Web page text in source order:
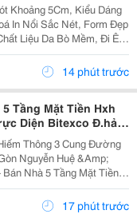
Khoảng 5Cm, Kiểu Dáng
In Nổi Sắc Nét, Form Đẹp
Cảm Giác Thoải Mái Khi
In Nổi Sắc...14 phút trước
Tầng Mặt Tiền Hxh
Diện Bitexco Đ.hải
Nguyễn Huệ- Dt
Thông 3 Cung Đường
Nguyễn Huệ &Amp;
Nhà 5 Tầng Mặt Tiền
Nghi, P.sài Gòn -
093.867.6685 Giang Giang - Diện Tích: 70M2 - Ngang...
17 phút trước